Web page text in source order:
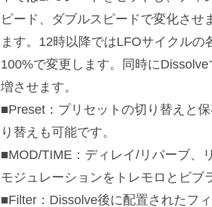
ピード、ダブルスピードで変化させ
ます。12時以降ではLFOサイクル
100%で変更します。同時に
増させます。
■Preset：プリセットの切り替えと
り替えも可能です。
■MOD/TIME：ディレイ/リバーブ、
モジュレーションをトレモロとビブ
■Filter：Dissolve後に配置されたフ